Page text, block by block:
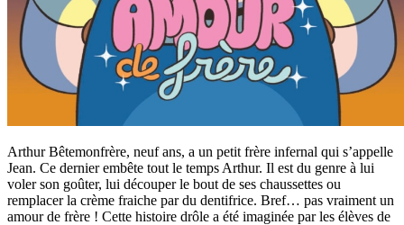
Arthur Bêtemonfrère, neuf ans, a un petit frère infernal qui s’appelle
Jean. Ce dernier embête tout le temps Arthur. Il est du genre à lui
voler son goûter, lui découper le bout de ses chaussettes ou
remplacer la crème fraiche par du dentifrice. Bref… pas vraiment un
amour de frère ! Cette histoire drôle a été imaginée par les élèves de